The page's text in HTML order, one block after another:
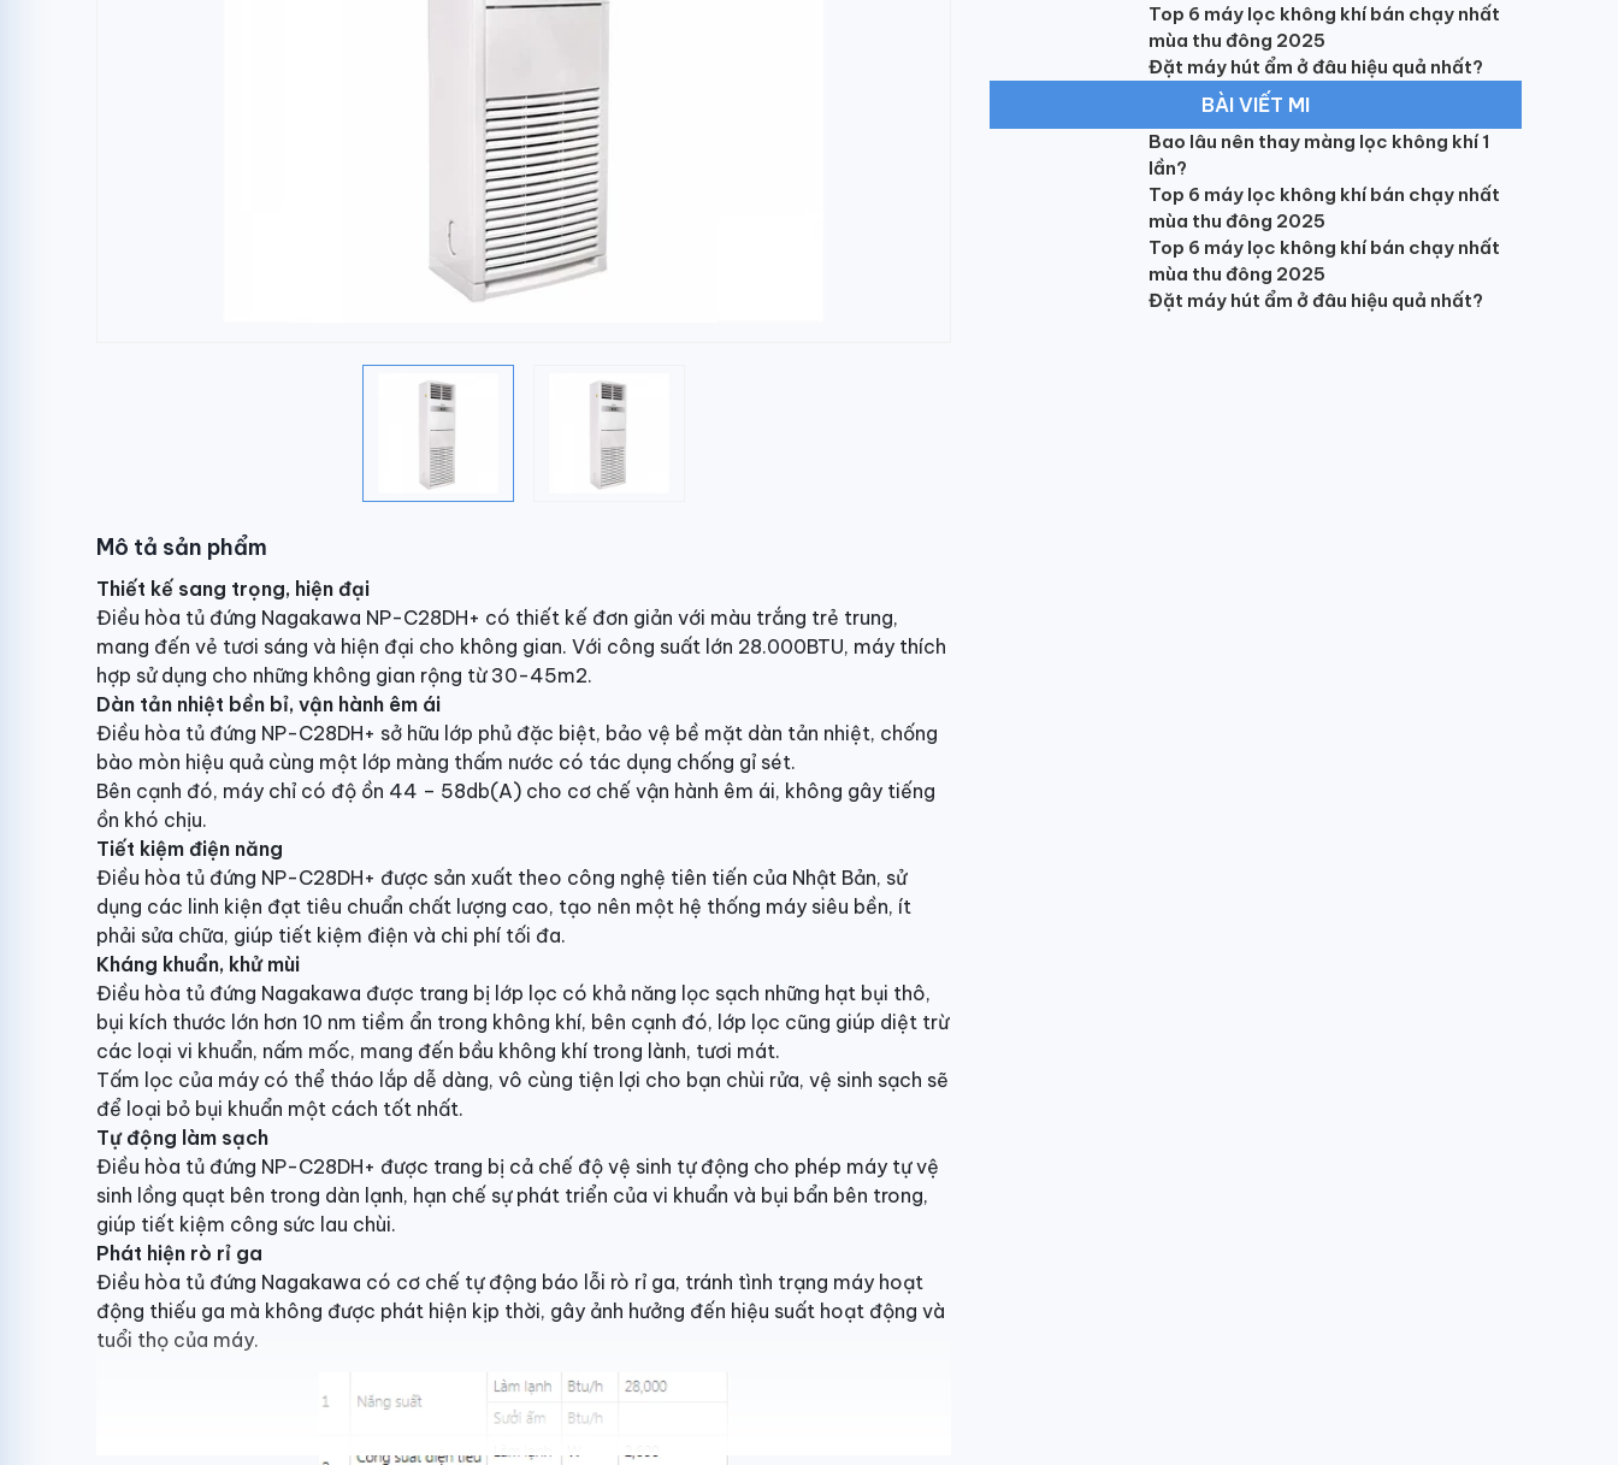
Mô tả sản phẩm
Thiết kế sang trọng, hiện đại
Điều hòa tủ đứng Nagakawa NP-C28DH+ có thiết kế đơn giản với màu trắng trẻ trung,
mang đến vẻ tươi sáng và hiện đại cho không gian. Với công suất lớn 28.000BTU, máy thích
hợp sử dụng cho những không gian rộng từ 30-45m2.
Dàn tản nhiệt bền bỉ, vận hành êm ái
Điều hòa tủ đứng NP-C28DH+ sở hữu lớp phủ đặc biệt, bảo vệ bề mặt dàn tản nhiệt, chống
bào mòn hiệu quả cùng một lớp màng thấm nước có tác dụng chống gỉ sét.
Bên cạnh đó, máy chỉ có độ ồn 44 – 58db(A) cho cơ chế vận hành êm ái, không gây tiếng
ồn khó chịu.
Tiết kiệm điện năng
Điều hòa tủ đứng NP-C28DH+ được sản xuất theo công nghệ tiên tiến của Nhật Bản, sử
dụng các linh kiện đạt tiêu chuẩn chất lượng cao, tạo nên một hệ thống máy siêu bền, ít
phải sửa chữa, giúp tiết kiệm điện và chi phí tối đa.
Kháng khuẩn, khử mùi
Điều hòa tủ đứng Nagakawa được trang bị lớp lọc có khả năng lọc sạch những hạt bụi thô,
bụi kích thước lớn hơn 10 nm tiềm ẩn trong không khí, bên cạnh đó, lớp lọc cũng giúp diệt trừ
các loại vi khuẩn, nấm mốc, mang đến bầu không khí trong lành, tươi mát.
Tấm lọc của máy có thể tháo lắp dễ dàng, vô cùng tiện lợi cho bạn chùi rửa, vệ sinh sạch sẽ
để loại bỏ bụi khuẩn một cách tốt nhất.
Tự động làm sạch
Điều hòa tủ đứng NP-C28DH+ được trang bị cả chế độ vệ sinh tự động cho phép máy tự vệ
sinh lồng quạt bên trong dàn lạnh, hạn chế sự phát triển của vi khuẩn và bụi bẩn bên trong,
giúp tiết kiệm công sức lau chùi.
Phát hiện rò rỉ ga
Điều hòa tủ đứng Nagakawa có cơ chế tự động báo lỗi rò rỉ ga, tránh tình trạng máy hoạt
động thiếu ga mà không được phát hiện kịp thời, gây ảnh hưởng đến hiệu suất hoạt động và
tuổi thọ của máy.
Top 6 máy lọc không khí bán chạy nhất
mùa thu đông 2025
Đặt máy hút ẩm ở đâu hiệu quả nhất?
BÀI VIẾT MI
Bao lâu nên thay màng lọc không khí 1
lần?
Top 6 máy lọc không khí bán chạy nhất
mùa thu đông 2025
Top 6 máy lọc không khí bán chạy nhất
mùa thu đông 2025
Đặt máy hút ẩm ở đâu hiệu quả nhất?